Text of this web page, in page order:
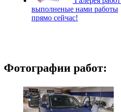
выполненые нами работы
прямо сейчас!
Фотографии работ: